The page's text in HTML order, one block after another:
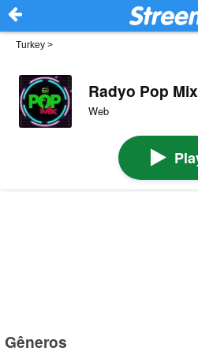
Turkey >
Radyo Pop Mix
Web
Gêneros